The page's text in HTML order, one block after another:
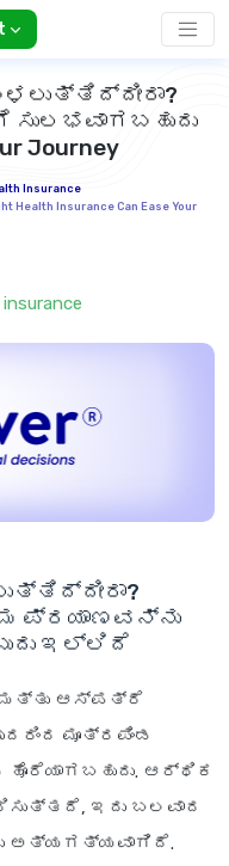
Journey
Insurance
Health Insurance Can Ease Your
ಪ್ರಯಾಣವನ್ನು
ಇಲ್ಲಿದೆ
ಆಸ್ಪತ್ರೆ
ಮೂತ್ರಪಿಂಡ
ಆರ್ಥಿಕ
ಇದು ಬಲವಾದ
ಅತ್ಯಗತ್ಯವಾಗಿದೆ.